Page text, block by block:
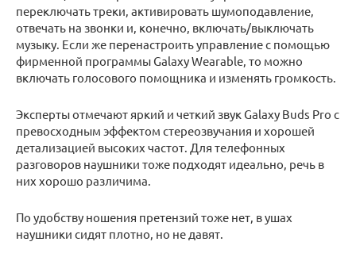
переключать треки, активировать шумоподавление,
отвечать на звонки и, конечно, включать/выключать
музыку. Если же перенастроить управление с помощью
фирменной программы Galaxy Wearable, то можно
включать голосового помощника и изменять громкость.
Эксперты отмечают яркий и четкий звук Galaxy Buds Pro с
превосходным эффектом стереозвучания и хорошей
детализацией высоких частот. Для телефонных
разговоров наушники тоже подходят идеально, речь в
них хорошо различима.
По удобству ношения претензий тоже нет, в ушах
наушники сидят плотно, но не давят.